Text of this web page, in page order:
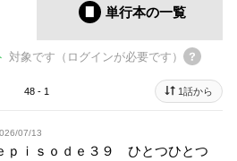
単行本の一覧
対象です（ログインが必要です）
48 - 1 1話から
07/13
ｐｉｓｏｄｅ３９ ひとつひとつ